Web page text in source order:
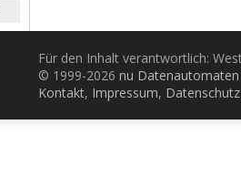
Für den Inhalt verantwortlich:
© 1999-2026 nu
Kontakt, Impressum, Datenschutz